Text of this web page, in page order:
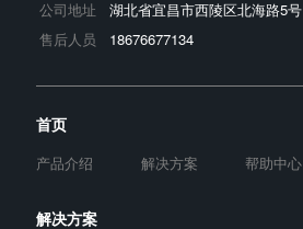
公司地址
湖北省宜昌市西陵区北海路5号
售后人员
18676677134
首页
产品介绍 解决方案 帮助中心
解决方案